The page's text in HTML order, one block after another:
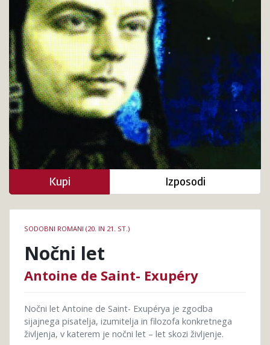
knjige
SODOBNI ROMANI (20. IN 21. ST.)
Nočni let
Antoine de Saint- Exupéry
Nočni let Antoine de Saint- Exupérya je zgodba
sijajnega pisatelja, izumitelja in filozofa konkretnega
življenja, v katerem je nočni let – let skozi življenje.
Kupi Izposodi